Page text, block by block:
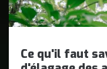
Ce qu'il faut